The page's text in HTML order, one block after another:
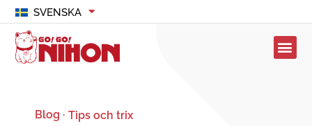
SVENSKA
Blog · Tips och trix